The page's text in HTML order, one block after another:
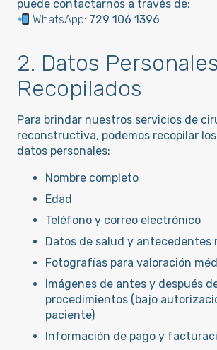
puede contactarnos a través de:
WhatsApp: 729 106 1396
2. Datos Personales
Recopilados
Para brindar nuestros servicios de
reconstructiva, podemos recopilar
datos personales:
Nombre completo
Edad
Teléfono y correo electrónico
Datos de salud y antecedentes
Fotografías para valoración
Imágenes de antes y después
procedimientos (bajo
paciente)
Información de pago y